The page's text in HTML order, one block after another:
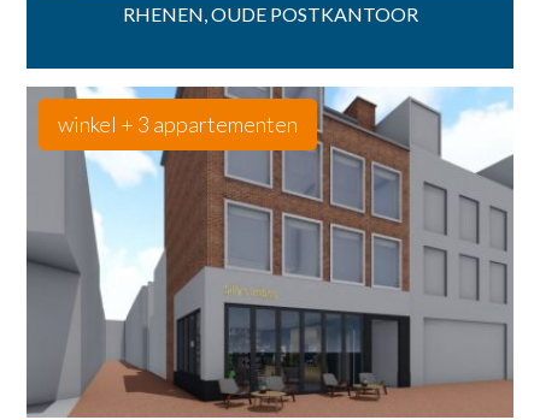
RHENEN, OUDE POSTKANTOOR
winkel + 3 appartementen